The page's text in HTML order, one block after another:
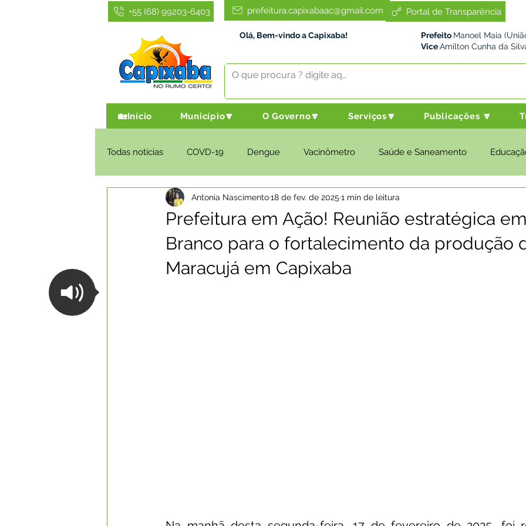
Portal de Transparência
prefeitura.capixabaac@gmail.com
+55 (68) 99203-6403
Olá, Bem-vindo a Capixaba! Prefeito Manoel Maia
ViceAmilton Cunha da
🏡Início Município🔽 O Governo🔽 Serviços🔽 Publicações 🔽
Todas notícias COVD-19 Dengue Vacinômetro Saúde e Saneamento
Infraestrutura e Obras Agricultura e Meio Ambiente Desenvolvimento Social
Administração e Finanças Institucional e Governo Políticas Públicas Nota de Pesar
Prefeitura em Ação! Reunião estratégica
Branco para o fortalecimento da produção
Maracujá em Capixaba
Antonia Nascimento18 de fev. de 2025 1 min de leitura